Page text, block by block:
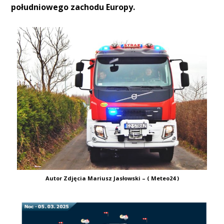
południowego zachodu Europy.
Autor Zdjęcia Mariusz Jasłowski – ( Meteo24 )